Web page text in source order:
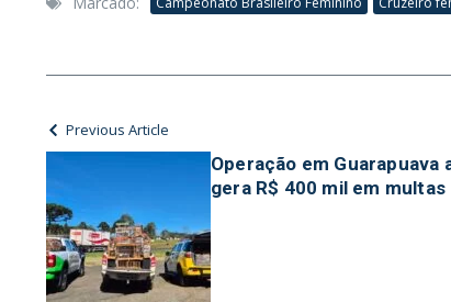
Previous Article
Operação em
gera R$ 400 mil em multas